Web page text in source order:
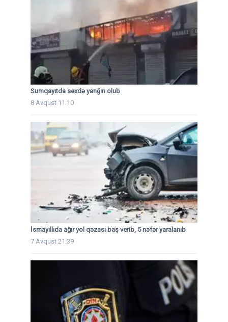
Sumqayıtda sexdə yanğın olub
8 Avqust 11:10
İsmayıllıda ağır yol qəzası baş verib, 5 nəfər yaralanıb
7 Avqust 21:39